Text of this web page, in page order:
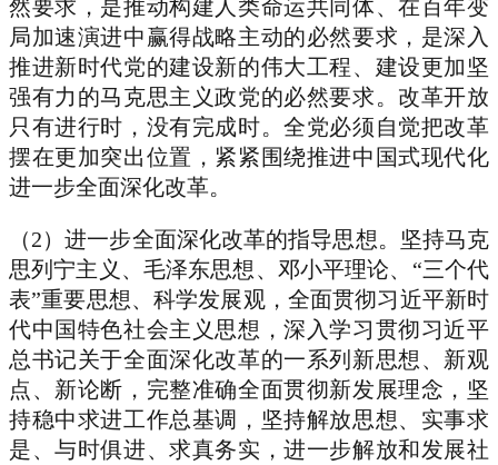
然要求，是推动构建人类命运共同体、在百年变
局加速演进中赢得战略主动的必然要求，是深入
推进新时代党的建设新的伟大工程、建设更加坚
强有力的马克思主义政党的必然要求。改革开放
只有进行时，没有完成时。全党必须自觉把改革
摆在更加突出位置，紧紧围绕推进中国式现代化
进一步全面深化改革。
（2）进一步全面深化改革的指导思想。坚持马克
思列宁主义、毛泽东思想、邓小平理论、“三个代
表”重要思想、科学发展观，全面贯彻习近平新时
代中国特色社会主义思想，深入学习贯彻习近平
总书记关于全面深化改革的一系列新思想、新观
点、新论断，完整准确全面贯彻新发展理念，坚
持稳中求进工作总基调，坚持解放思想、实事求
是、与时俱进、求真务实，进一步解放和发展社